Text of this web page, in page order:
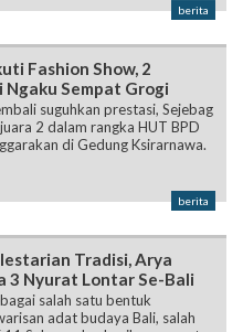
berita
Fashion Show, 2
Ngaku Sempat Grogi
suguhkan prestasi, Sejebag
2 dalam rangka HUT BPD
di Gedung Ksirarnawa.
berita
Tradisi, Arya
3 Nyurat Lontar Se-Bali
salah satu bentuk
adat budaya Bali, salah